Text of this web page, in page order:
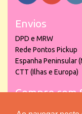
Envios
DPD e MRW
Rede Pontos Pickup
Espanha Peninsular
CTT (Ilhas e Europa)
Compre com